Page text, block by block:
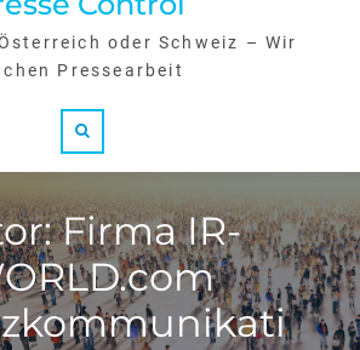
oder Schweiz – Wir
Pressearbeit
Firma IR-